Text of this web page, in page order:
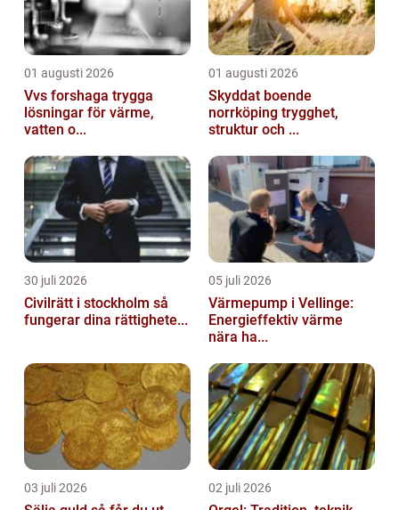
01 augusti 2026
Vvs forshaga trygga
lösningar för värme,
vatten o...
01 augusti 2026
Skyddat boende
norrköping trygghet,
struktur och ...
30 juli 2026
Civilrätt i stockholm så
fungerar dina rättighete...
05 juli 2026
Värmepump i Vellinge:
Energieffektiv värme
nära ha...
03 juli 2026 02 juli 2026